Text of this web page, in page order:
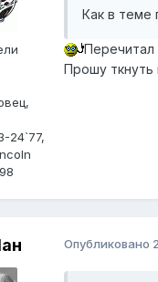
24`77,
Как в теме
Перечитал
Прошу ткнуть
Опубликовано